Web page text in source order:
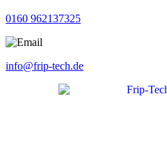
0160 962137325
info@frip-tech.de